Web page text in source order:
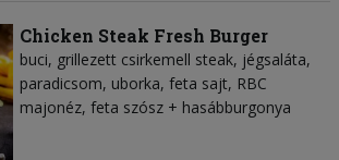
Chicken Steak Fresh Burger
buci, grillezett csirkemell steak, jégsaláta,
paradicsom, uborka, feta sajt, RBC
majonéz, feta szósz + hasábburgonya